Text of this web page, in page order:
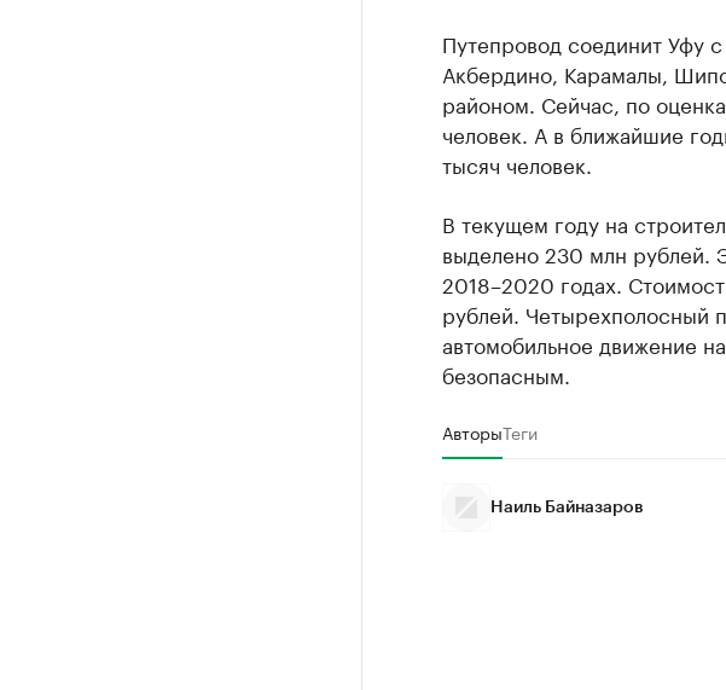
Путепровод соединит Уфу
Акбердино, Карамалы,
районом. Сейчас, по
человек. А в ближайшие
тысяч человек.
В текущем году на
выделено 230 млн рублей.
2018–2020 годах.
рублей. Четырехполосный
автомобильное движение
безопасным.
АвторыТеги
Наиль Байназаров